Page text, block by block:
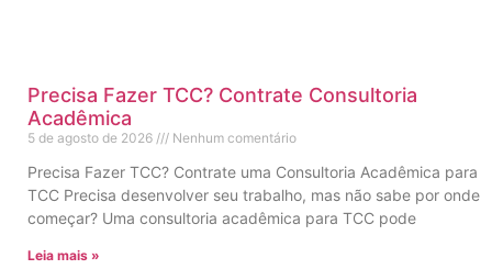
Precisa Fazer TCC? Contrate Consultoria
Acadêmica
5 de agosto de 2026 Nenhum comentário
Precisa Fazer TCC? Contrate uma Consultoria Acadêmica para
TCC Precisa desenvolver seu trabalho, mas não sabe por onde
começar? Uma consultoria acadêmica para TCC pode
Leia mais »